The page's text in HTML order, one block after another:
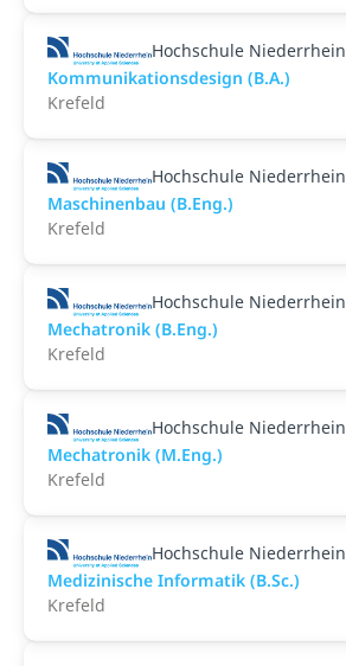
Hochschule Niederrhein
Kommunikationsdesign (B.A.)
Krefeld
Hochschule Niederrhein
Maschinenbau (B.Eng.)
Krefeld
Hochschule Niederrhein
Mechatronik (B.Eng.)
Krefeld
Hochschule Niederrhein
Mechatronik (M.Eng.)
Krefeld
Hochschule Niederrhein
Medizinische Informatik (B.Sc.)
Krefeld